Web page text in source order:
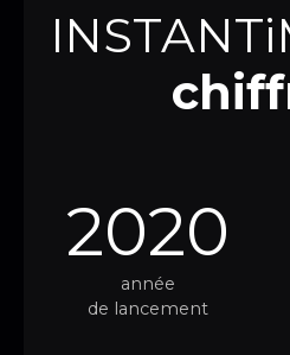
2020
année
de lancement